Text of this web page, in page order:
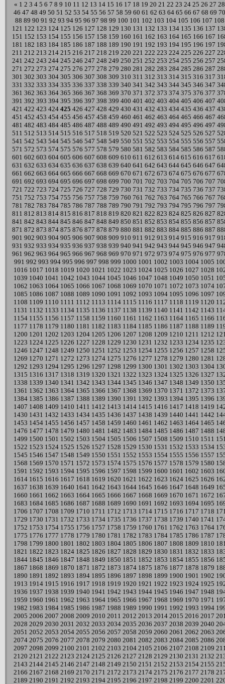
« 1 2 3 4 5 6 7 8 9 10 11 12 13 14 15 16 17 18 19 20 21 22 23 24 25 26 27 28
46 47 48 49 50 51 52 53 54 55 56 57 58 59 60 61 62 63 64 65 66 67 68 69 70
88 89 90 91 92 93 94 95 96 97 98 99 100 101 102 103 104 105 106 107 108
121 122 123 124 125 126 127 128 129 130 131 132 133 134 135 136 137
151 152 153 154 155 156 157 158 159 160 161 162 163 164 165 166 167
181 182 183 184 185 186 187 188 189 190 191 192 193 194 195 196 197
211 212 213 214 215 216 217 218 219 220 221 222 223 224 225 226 227
241 242 243 244 245 246 247 248 249 250 251 252 253 254 255 256 257
271 272 273 274 275 276 277 278 279 280 281 282 283 284 285 286 287
301 302 303 304 305 306 307 308 309 310 311 312 313 314 315 316 317
331 332 333 334 335 336 337 338 339 340 341 342 343 344 345 346 347
361 362 363 364 365 366 367 368 369 370 371 372 373 374 375 376 377
391 392 393 394 395 396 397 398 399 400 401 402 403 404 405 406 407
421 422 423 424 425 426 427 428 429 430 431 432 433 434 435 436 437
451 452 453 454 455 456 457 458 459 460 461 462 463 464 465 466 467
481 482 483 484 485 486 487 488 489 490 491 492 493 494 495 496 497
511 512 513 514 515 516 517 518 519 520 521 522 523 524 525 526 527
541 542 543 544 545 546 547 548 549 550 551 552 553 554 555 556 557
571 572 573 574 575 576 577 578 579 580 581 582 583 584 585 586 587
601 602 603 604 605 606 607 608 609 610 611 612 613 614 615 616 617
631 632 633 634 635 636 637 638 639 640 641 642 643 644 645 646 647
661 662 663 664 665 666 667 668 669 670 671 672 673 674 675 676 677
691 692 693 694 695 696 697 698 699 700 701 702 703 704 705 706 707
721 722 723 724 725 726 727 728 729 730 731 732 733 734 735 736 737
751 752 753 754 755 756 757 758 759 760 761 762 763 764 765 766 767
781 782 783 784 785 786 787 788 789 790 791 792 793 794 795 796 797
811 812 813 814 815 816 817 818 819 820 821 822 823 824 825 826 827
841 842 843 844 845 846 847 848 849 850 851 852 853 854 855 856 857
871 872 873 874 875 876 877 878 879 880 881 882 883 884 885 886 887
901 902 903 904 905 906 907 908 909 910 911 912 913 914 915 916 917
931 932 933 934 935 936 937 938 939 940 941 942 943 944 945 946 947
961 962 963 964 965 966 967 968 969 970 971 972 973 974 975 976 977
991 992 993 994 995 996 997 998 999 1000 1001 1002 1003 1004 1005
1016 1017 1018 1019 1020 1021 1022 1023 1024 1025 1026 1027 1028
1039 1040 1041 1042 1043 1044 1045 1046 1047 1048 1049 1050 1051
1062 1063 1064 1065 1066 1067 1068 1069 1070 1071 1072 1073 1074
1085 1086 1087 1088 1089 1090 1091 1092 1093 1094 1095 1096 1097
1108 1109 1110 1111 1112 1113 1114 1115 1116 1117 1118 1119 1120
1131 1132 1133 1134 1135 1136 1137 1138 1139 1140 1141 1142 1143
1154 1155 1156 1157 1158 1159 1160 1161 1162 1163 1164 1165 1166
1177 1178 1179 1180 1181 1182 1183 1184 1185 1186 1187 1188 1189
1200 1201 1202 1203 1204 1205 1206 1207 1208 1209 1210 1211 1212
1223 1224 1225 1226 1227 1228 1229 1230 1231 1232 1233 1234 1235
1246 1247 1248 1249 1250 1251 1252 1253 1254 1255 1256 1257 1258
1269 1270 1271 1272 1273 1274 1275 1276 1277 1278 1279 1280 1281
1292 1293 1294 1295 1296 1297 1298 1299 1300 1301 1302 1303 1304
1315 1316 1317 1318 1319 1320 1321 1322 1323 1324 1325 1326 1327
1338 1339 1340 1341 1342 1343 1344 1345 1346 1347 1348 1349 1350
1361 1362 1363 1364 1365 1366 1367 1368 1369 1370 1371 1372 1373
1384 1385 1386 1387 1388 1389 1390 1391 1392 1393 1394 1395 1396
1407 1408 1409 1410 1411 1412 1413 1414 1415 1416 1417 1418 1419
1430 1431 1432 1433 1434 1435 1436 1437 1438 1439 1440 1441 1442
1453 1454 1455 1456 1457 1458 1459 1460 1461 1462 1463 1464 1465
1476 1477 1478 1479 1480 1481 1482 1483 1484 1485 1486 1487 1488
1499 1500 1501 1502 1503 1504 1505 1506 1507 1508 1509 1510 1511
1522 1523 1524 1525 1526 1527 1528 1529 1530 1531 1532 1533 1534
1545 1546 1547 1548 1549 1550 1551 1552 1553 1554 1555 1556 1557
1568 1569 1570 1571 1572 1573 1574 1575 1576 1577 1578 1579 1580
1591 1592 1593 1594 1595 1596 1597 1598 1599 1600 1601 1602 1603
1614 1615 1616 1617 1618 1619 1620 1621 1622 1623 1624 1625 1626
1637 1638 1639 1640 1641 1642 1643 1644 1645 1646 1647 1648 1649
1660 1661 1662 1663 1664 1665 1666 1667 1668 1669 1670 1671 1672
1683 1684 1685 1686 1687 1688 1689 1690 1691 1692 1693 1694 1695
1706 1707 1708 1709 1710 1711 1712 1713 1714 1715 1716 1717 1718
1729 1730 1731 1732 1733 1734 1735 1736 1737 1738 1739 1740 1741
1752 1753 1754 1755 1756 1757 1758 1759 1760 1761 1762 1763 1764
1775 1776 1777 1778 1779 1780 1781 1782 1783 1784 1785 1786 1787
1798 1799 1800 1801 1802 1803 1804 1805 1806 1807 1808 1809 1810
1821 1822 1823 1824 1825 1826 1827 1828 1829 1830 1831 1832 1833
1844 1845 1846 1847 1848 1849 1850 1851 1852 1853 1854 1855 1856
1867 1868 1869 1870 1871 1872 1873 1874 1875 1876 1877 1878 1879
1890 1891 1892 1893 1894 1895 1896 1897 1898 1899 1900 1901 1902
1913 1914 1915 1916 1917 1918 1919 1920 1921 1922 1923 1924 1925
1936 1937 1938 1939 1940 1941 1942 1943 1944 1945 1946 1947 1948
1959 1960 1961 1962 1963 1964 1965 1966 1967 1968 1969 1970 1971
1982 1983 1984 1985 1986 1987 1988 1989 1990 1991 1992 1993 1994
2005 2006 2007 2008 2009 2010 2011 2012 2013 2014 2015 2016 2017
2028 2029 2030 2031 2032 2033 2034 2035 2036 2037 2038 2039 2040
2051 2052 2053 2054 2055 2056 2057 2058 2059 2060 2061 2062 2063
2074 2075 2076 2077 2078 2079 2080 2081 2082 2083 2084 2085 2086
2097 2098 2099 2100 2101 2102 2103 2104 2105 2106 2107 2108 2109
2120 2121 2122 2123 2124 2125 2126 2127 2128 2129 2130 2131 2132
2143 2144 2145 2146 2147 2148 2149 2150 2151 2152 2153 2154 2155
2166 2167 2168 2169 2170 2171 2172 2173 2174 2175 2176 2177 2178
2189 2190 2191 2192 2193 2194 2195 2196 2197 2198 2199 2200 2201